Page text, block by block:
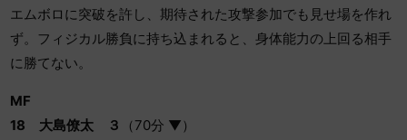
エムボロに突破を許し、期待された攻撃参加でも見せ場を作れ
ず。フィジカル勝負に持ち込まれると、身体能力の上回る相手
に勝てない。
MF
18 大島僚太 ３
（70分 ▼）